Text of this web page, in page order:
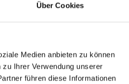
Über Cookies
Medien anbieten zu können
Ihrer Verwendung unserer
führen diese Informationen